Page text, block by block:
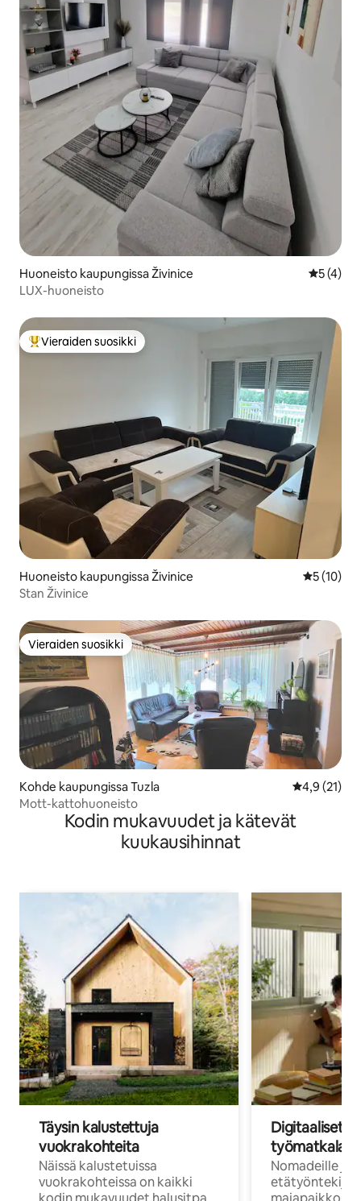
Huoneisto kaupungissa Živinice
5 (4)
LUX-huoneisto
Vieraiden suosikkien parhaimmistoa
Vieraiden suosikki
Huoneisto kaupungissa Živinice
5 (10)
Stan Živinice
Vieraiden suosikki
Vieraiden suosikki
Kohde kaupungissa Tuzla
4,9 (21)
Mott-kattohuoneisto
Kodin mukavuudet ja kätevät
kuukausihinnat
Täysin kalustettuja
vuokrakohteita
Näissä kalustetuissa
vuokrakohteissa on kaikki
Digitaaliset
Nomadeille ja